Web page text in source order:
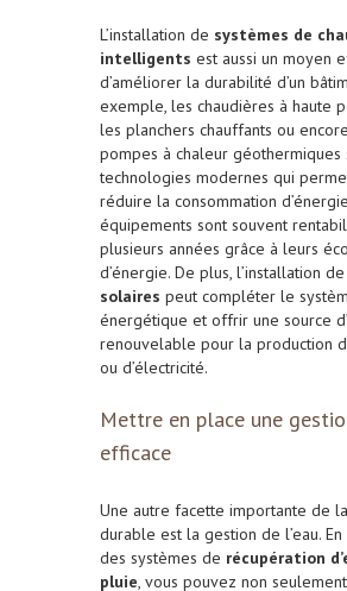
L’installation de systèmes de
intelligents est aussi un moyen
d’améliorer la durabilité d’un
exemple, les chaudières à haute
les planchers chauffants ou
pompes à chaleur géothermiques
technologies modernes qui
réduire la consommation
équipements sont souvent
plusieurs années grâce à leurs
d’énergie. De plus, l’installation de
solaires peut compléter le
énergétique et offrir une source
renouvelable pour la production
ou d’électricité.
Mettre en place une
efficace
Une autre facette importante de
durable est la gestion de l’eau.
des systèmes de récupération
pluie, vous pouvez non